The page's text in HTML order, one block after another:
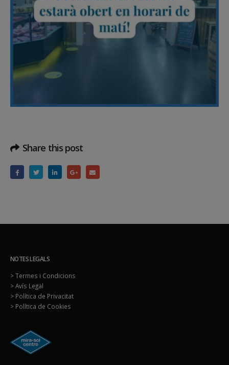
Share this post
NOTES LEGALS
> Termes i Condicions
> Avís Legal
> Política de Privacitat
> Política de Cookies